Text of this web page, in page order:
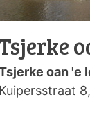
Tsjerke
oan 'e
Kuipersstraat